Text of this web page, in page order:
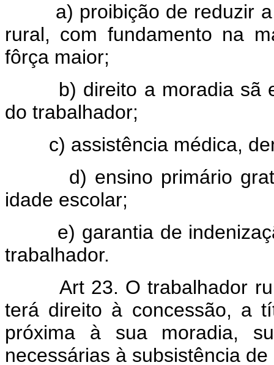
a) proibição de reduzir a
rural, com fundamento na
fôrça maior;
b) direito a moradia sã e
do trabalhador;
c) assistência médica,
d) ensino primário
idade escolar;
e) garantia de
trabalhador.
Art 23. O trabalhador
terá direito à concessão, a
próxima à sua moradia,
necessárias à subsistência